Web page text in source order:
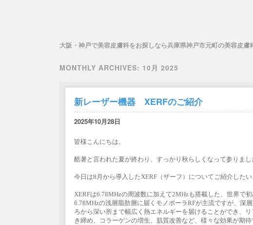
大阪・神戸で美容皮膚科をお探しなら兵庫県神戸市元町の美容皮膚
MONTHLY ARCHIVES: 10月 2025
新レーザー機器 XERFのご紹介
2025年10月28日
皆様こんにちは。
酷暑と言われた夏が終わり、すっかり秋らしくなって参りまし
今日は8月から導入したXERF（ザーフ）についてご紹介したい
XERFは6.78MHzの周波数に加えて2MHzも搭載した、世界で
6.78MHzの浅層脂肪層に届くモノポーラRFが主流ですが、深
ろから深い所まで幅広く熱エネルギーを届けることができ、
き締め、コラーゲンの増生、肌質改善など、様々な効果が期待